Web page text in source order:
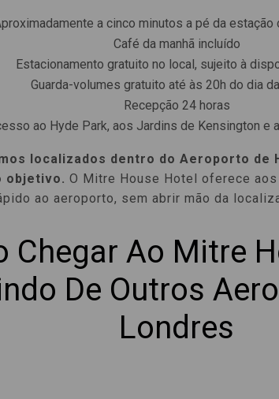
a cinco minutos a pé da estação
Café da manhã incluído
Estacionamento gratuito no local, sujeito à
Guarda-volumes gratuito até às 20h do dia
Recepção 24 horas
ao Hyde Park, aos Jardins de Kensington e
localizados dentro do Aeroporto de
objetivo. O Mitre House Hotel oferece
ao aeroporto, sem abrir mão da
Chegar Ao Mitre
De Outros
Londres